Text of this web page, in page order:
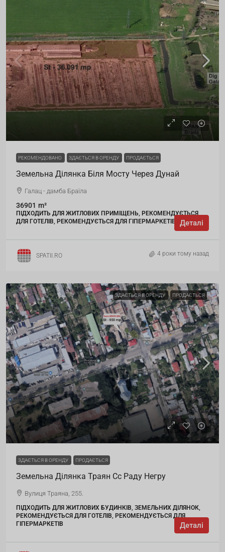
РЕКОМЕНДОВАНО ЗДАЄТЬСЯ В ОРЕНДУ ПРОДАЄТЬСЯ
Земельна Ділянка Біля Мосту Через Дунай
Галац - дамба Браїла
36901 m²
ПІДХОДИТЬ ДЛЯ ЖИТЛОВИХ ПРИМІЩЕНЬ, РЕКОМЕНДУЄТЬСЯ
ДЛЯ ГОТЕЛІВ, РЕКОМЕНДУЄТЬСЯ ДЛЯ ГІПЕРМАРКЕТІВ
Деталі
SPATII.RO 4 роки тому назад
ЗДАЄТЬСЯ В ОРЕНДУ ПРОДАЄТЬСЯ
ЗДАЄТЬСЯ В ОРЕНДУ ПРОДАЄТЬСЯ
Земельна Ділянка Траян Cc Раду Негру
Вулиця Траяна, 255.
ПІДХОДИТЬ ДЛЯ ЖИТЛОВИХ БУДИНКІВ, ЗЕМЕЛЬНИХ ДІЛЯНОК,
РЕКОМЕНДУЄТЬСЯ ДЛЯ ГОТЕЛІВ, РЕКОМЕНДУЄТЬСЯ ДЛЯ
ГІПЕРМАРКЕТІВ
Деталі